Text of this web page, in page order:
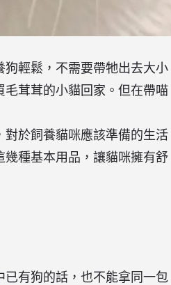
輕鬆，不需要帶牠出去大小
茸茸的小貓回家。但在帶喵
於飼養貓咪應該準備的生活
種基本用品，讓貓咪擁有舒
有狗的話，也不能拿同一包